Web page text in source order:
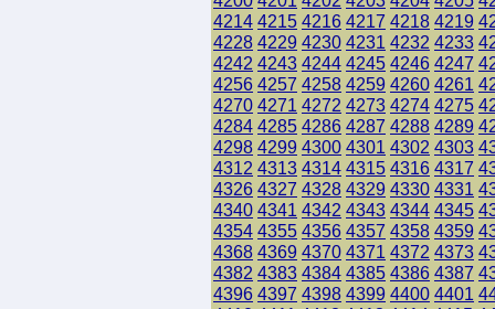
4214 4215 4216 4217 4218 4219
4228 4229 4230 4231 4232 4233
4242 4243 4244 4245 4246 4247
4256 4257 4258 4259 4260 4261
4270 4271 4272 4273 4274 4275
4284 4285 4286 4287 4288 4289
4298 4299 4300 4301 4302 4303
4312 4313 4314 4315 4316 4317
4326 4327 4328 4329 4330 4331
4340 4341 4342 4343 4344 4345
4354 4355 4356 4357 4358 4359
4368 4369 4370 4371 4372 4373
4382 4383 4384 4385 4386 4387
4396 4397 4398 4399 4400 4401